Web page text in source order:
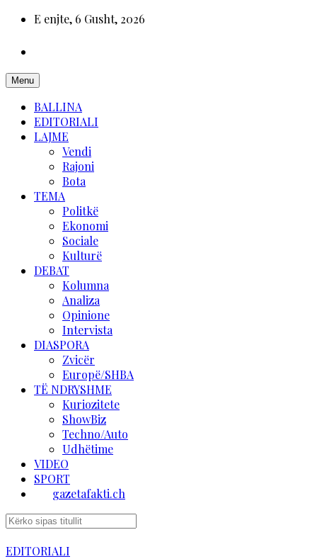
E enjte, 6 Gusht, 2026
Menu
BALLINA
EDITORIALI
LAJME
Vendi
Rajoni
Bota
TEMA
Politkë
Ekonomi
Sociale
Kulturë
DEBAT
Kolumna
Analiza
Opinione
Intervista
DIASPORA
Zvicër
Europë/SHBA
TË NDRYSHME
Kuriozitete
ShowBiz
Techno/Auto
Udhëtime
VIDEO
SPORT
gazetafakti.ch
EDITORIALI